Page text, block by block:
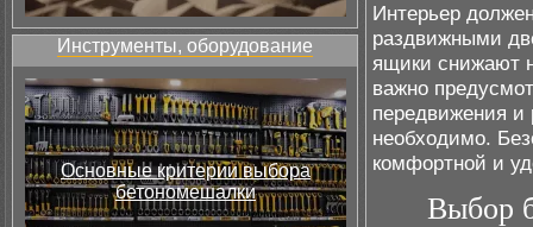
Инструменты, оборудование
Основные критерии выбора
бетономешалки
Интерьер
раздвижными
ящики снижают
важно
передвижения и
необходимо.
комфортной и
Выбор